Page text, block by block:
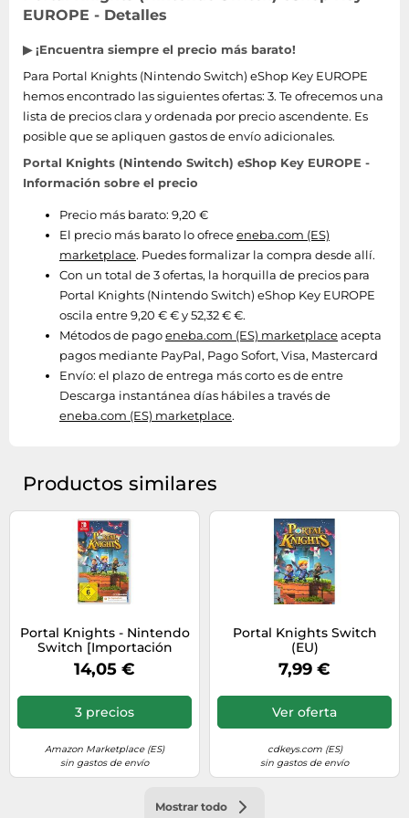
EUROPE - Detalles
▶ ¡Encuentra siempre el precio más barato!
Para Portal Knights (Nintendo Switch) eShop Key EUROPE
hemos encontrado las siguientes ofertas: 3. Te ofrecemos una
lista de precios clara y ordenada por precio ascendente. Es
posible que se apliquen gastos de envío adicionales.
Portal Knights (Nintendo Switch) eShop Key EUROPE -
Información sobre el precio
Precio más barato: 9,20 €
El precio más barato lo ofreceeneba.com (ES)
marketplace. Puedes formalizar la compra desde allí.
Con un total de 3 ofertas, la horquilla de precios para
Portal Knights (Nintendo Switch) eShop Key EUROPE
oscila entre 9,20 € € y 52,32 € €.
Métodos de pagoeneba.com (ES) marketplaceacepta
pagos mediante PayPal, Pago Sofort, Visa, Mastercard
Envío: el plazo de entrega más corto es de entre
Descarga instantánea días hábiles a través de
eneba.com (ES) marketplace.
Productos similares
Portal Knights - Nintendo
Switch [Importación
alemana]
14,05 €
3 precios
Amazon Marketplace (ES)
sin gastos de envío
Portal Knights Switch
(EU)
7,99 €
Ver oferta
cdkeys.com (ES)
sin gastos de envío
Mostrar todo